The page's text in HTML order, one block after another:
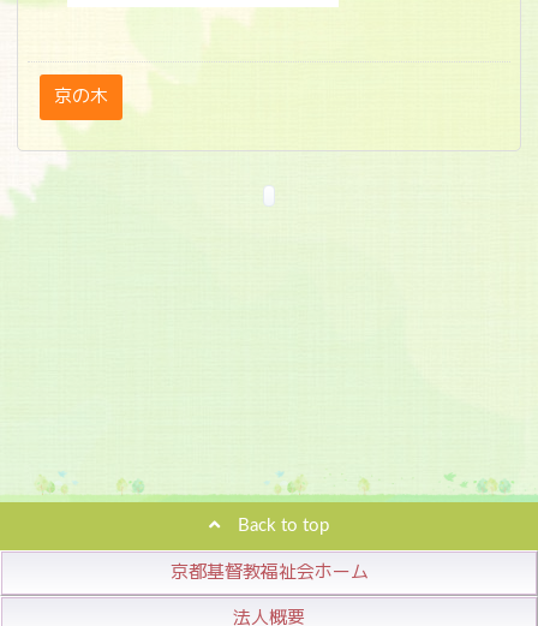
京の木
Back to top
京都基督教福祉会ホーム
法人概要